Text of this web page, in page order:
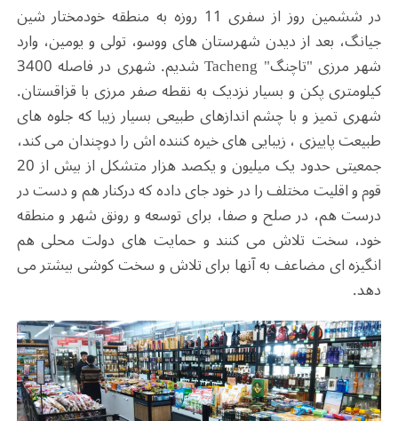
در ششمین روز از سفری 11 روزه به منطقه خودمختار شین
جیانگ، بعد از دیدن شهرستان های ووسو، تولی و یومین، وارد
شهر مرزی "تاچنگ" Tacheng شدیم. شهری در فاصله 3400
کیلومتری پکن و بسیار نزدیک به نقطه صفر مرزی با قزاقستان.
شهری تمیز و با چشم اندازهای طبیعی بسیار زیبا که جلوه های
طبیعت پاییزی ، زیبایی های خیره کننده اش را دوچندان می کند،
جمعیتی حدود یک میلیون و یکصد هزار متشکل از بیش از 20
قوم و اقلیت مختلف را در خود جای داده که درکنار هم و دست در
درست هم، در صلح و صفا، برای توسعه و رونق شهر و منطقه
خود، سخت تلاش می کنند و حمایت های دولت محلی هم
انگیزه ای مضاعف به آنها برای تلاش و سخت کوشی بیشتر می
دهد.